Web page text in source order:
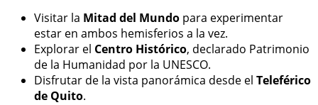
Visitar la Mitad del Mundo para experimentar
estar en ambos hemisferios a la vez.
Explorar el Centro Histórico, declarado Patrimonio
de la Humanidad por la UNESCO.
Disfrutar de la vista panorámica desde el Teleférico
de Quito.